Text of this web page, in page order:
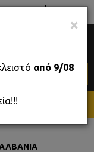
0
×
από 9/08